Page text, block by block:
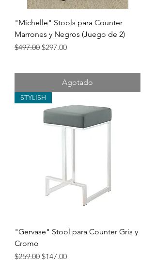
"Michelle" Stools para Counter
Marrones y Negros (Juego de 2)
Precio
$497.00 Precio de oferta
$297.00
Agotado
STYLISH
"Gervase" Stool para Counter Gris y
Cromo
Precio
$259.00 Precio de oferta
$147.00